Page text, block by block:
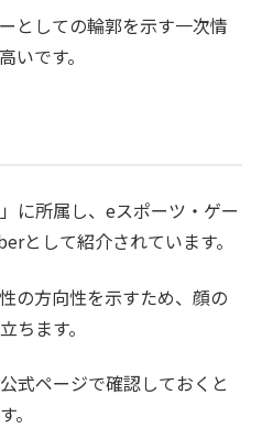
としての輪郭を示す一次情
いです。
に所属し、eスポーツ・ゲー
として紹介されています。
の方向性を示すため、顔の
ちます。
式ページで確認しておくと
。